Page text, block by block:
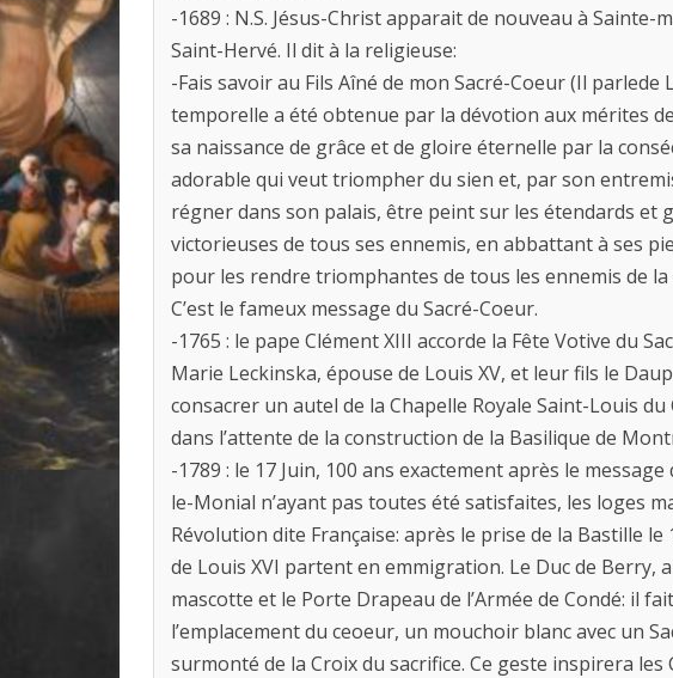
-1689 : N.S. Jésus-Christ apparait de nouveau à
Saint-Hervé. Il dit à la religieuse:
-Fais savoir au Fils Aîné de mon Sacré-Coeur (Il parlede
temporelle a été obtenue par la dévotion aux mérites
sa naissance de grâce et de gloire éternelle par la
adorable qui veut triompher du sien et, par son
régner dans son palais, être peint sur les étendards et
victorieuses de tous ses ennemis, en abbattant à ses
pour les rendre triomphantes de tous les ennemis de la
C’est le fameux message du Sacré-Coeur.
-1765 : le pape Clément XIII accorde la Fête Votive du
Marie Leckinska, épouse de Louis XV, et leur fils le
consacrer un autel de la Chapelle Royale Saint-Louis
dans l’attente de la construction de la Basilique de
-1789 : le 17 Juin, 100 ans exactement après le
le-Monial n’ayant pas toutes été satisfaites, les loges
Révolution dite Française: après le prise de la Bastille
de Louis XVI partent en emmigration. Le Duc de Berry,
mascotte et le Porte Drapeau de l’Armée de Condé: il
l’emplacement du ceoeur, un mouchoir blanc avec un
surmonté de la Croix du sacrifice. Ce geste inspirera